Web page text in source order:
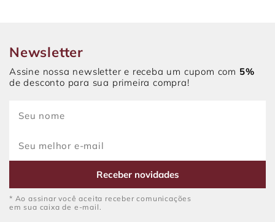
Newsletter
Assine nossa newsletter e receba um cupom com 5%
de desconto para sua primeira compra!
Receber novidades
* Ao assinar você aceita receber comunicações
em sua caixa de e-mail.